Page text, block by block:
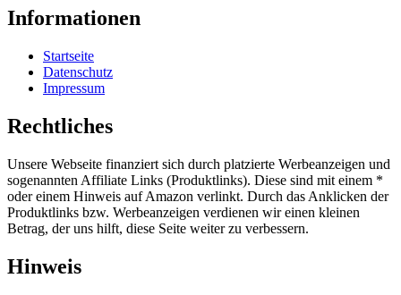
Informationen
Startseite
Datenschutz
Impressum
Rechtliches
Unsere Webseite finanziert sich durch platzierte Werbeanzeigen und
sogenannten Affiliate Links (Produktlinks). Diese sind mit einem *
oder einem Hinweis auf Amazon verlinkt. Durch das Anklicken der
Produktlinks bzw. Werbeanzeigen verdienen wir einen kleinen
Betrag, der uns hilft, diese Seite weiter zu verbessern.
Hinweis